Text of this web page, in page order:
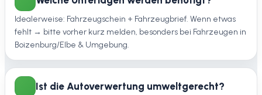
Idealerweise: Fahrzeugschein + Fahrzeugbrief. Wenn etwas
fehlt → bitte vorher kurz melden, besonders bei Fahrzeugen in
Boizenburg/Elbe & Umgebung.
Ist die Autoverwertung umweltgerecht?